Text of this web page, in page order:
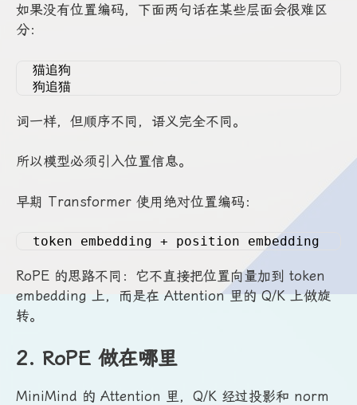
如果没有位置编码，下面两句话在某些层面会很难区
分：
猫追狗
狗追猫
词一样，但顺序不同，语义完全不同。
所以模型必须引入位置信息。
早期 Transformer 使用绝对位置编码：
token embedding + position embedding
RoPE 的思路不同：它不直接把位置向量加到 token
embedding 上，而是在 Attention 里的 Q/K 上做旋
转。
2. RoPE 做在哪里
MiniMind 的 Attention 里，Q/K 经过投影和 norm